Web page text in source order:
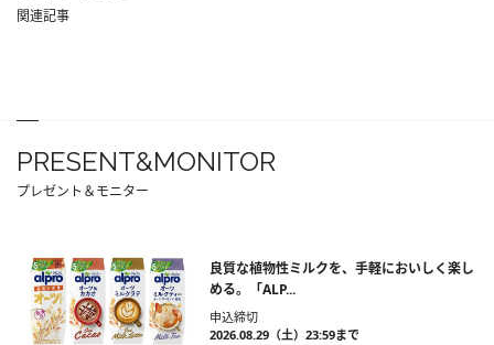
関連記事
PRESENT&MONITOR
プレゼント＆モニター
良質な植物性ミルクを、手軽においしく楽し
める。「ALP...
申込締切
2026.08.29（土）23:59まで